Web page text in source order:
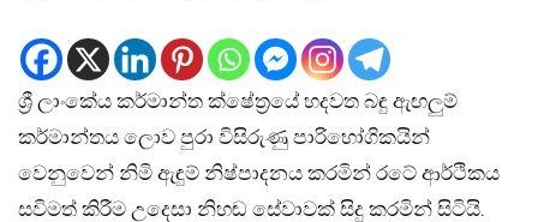
ශ්‍රී ලාංකේය කර්මාන්ත ක්ෂේත්‍රයේ හදවත බඳු ඇඟලුම්
කර්මාන්තය ලොව පුරා විසිරුණු පාරිභෝගිකයින්
වෙනුවෙන් නිමි ඇඳුම් නිෂ්පාදනය කරමින් රටේ ආර්ථිකය
සවිමත් කිරීම උදෙසා නිහඬ සේවාවක් සිදු කරමින් සිටියි.